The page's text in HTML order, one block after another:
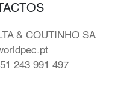
& COUTINHO SA
243 991 497